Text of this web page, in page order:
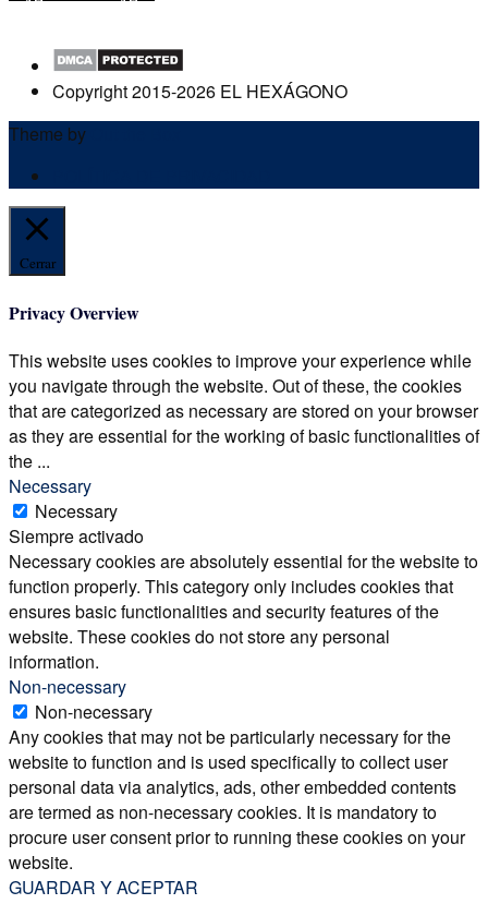
Copyright 2015-2026 EL HEXÁGONO
Theme by
Cerrar
Privacy Overview
This website uses cookies to improve your experience while
you navigate through the website. Out of these, the cookies
that are categorized as necessary are stored on your browser
as they are essential for the working of basic functionalities of
the ...
Necessary
Necessary
Siempre activado
Necessary cookies are absolutely essential for the website to
function properly. This category only includes cookies that
ensures basic functionalities and security features of the
website. These cookies do not store any personal
information.
Non-necessary
Non-necessary
Any cookies that may not be particularly necessary for the
website to function and is used specifically to collect user
personal data via analytics, ads, other embedded contents
are termed as non-necessary cookies. It is mandatory to
procure user consent prior to running these cookies on your
website.
GUARDAR Y ACEPTAR